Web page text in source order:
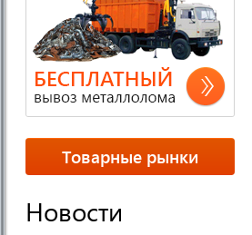
Товарные рынки
Новости